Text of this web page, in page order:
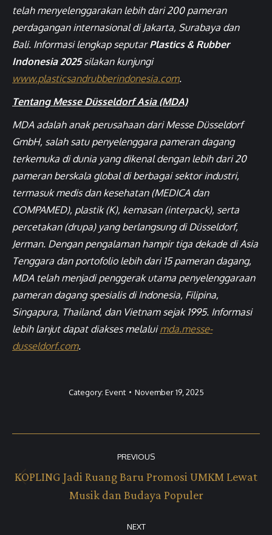
telah menyelenggarakan lebih dari 200 pameran
perdagangan internasional di Jakarta, Surabaya dan
Bali. Informasi lengkap seputarPlastics & Rubber
Indonesia 2025silakan kunjungi
www.plasticsandrubberindonesia.com.
Tentang Messe Düsseldorf Asia (MDA)
MDA adalah anak perusahaan dari Messe Düsseldorf
GmbH, salah satu penyelenggara pameran dagang
terkemuka di dunia yang dikenal dengan lebih dari 20
pameran berskala global di berbagai sektor industri,
termasuk medis dan kesehatan (MEDICA dan
COMPAMED), plastik (K), kemasan (interpack), serta
percetakan (drupa) yang berlangsung di Düsseldorf,
Jerman. Dengan pengalaman hampir tiga dekade di Asia
Tenggara dan portofolio lebih dari 15 pameran dagang,
MDA telah menjadi penggerak utama penyelenggaraan
pameran dagang spesialis di Indonesia, Filipina,
Singapura, Thailand, dan Vietnam sejak 1995. Informasi
lebih lanjut dapat diakses melaluimda.messe-
dusseldorf.com.
Category: Event November 19, 2025
navigation
PREVIOUS
Previous
post:
KOPLING Jadi Ruang Baru Promosi UMKM Lewat
Musik dan Budaya Populer
NEXT